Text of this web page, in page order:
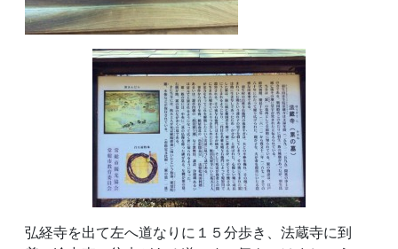
弘経寺を出て左へ道なりに１５分歩き、法蔵寺に到